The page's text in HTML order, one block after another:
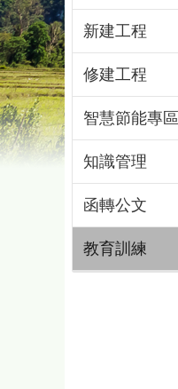
新建工程
修建工程
智慧節能專區
知識管理
函轉公文
教育訓練